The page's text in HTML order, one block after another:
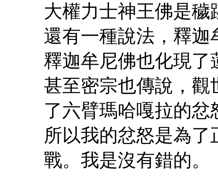
大權力士神王佛是
還有一種說法，釋
釋迦牟尼佛也化現了
甚至密宗也傳說，觀
了六臂瑪哈嘎拉的忿
所以我的忿怒是為
戰。我是沒有錯的。